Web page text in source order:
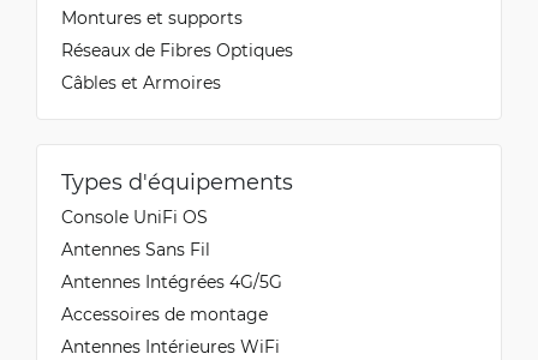
Montures et supports
Réseaux de Fibres Optiques
Câbles et Armoires
Types d'équipements
Console UniFi OS
Antennes Sans Fil
Antennes Intégrées 4G/5G
Accessoires de montage
Antennes Intérieures WiFi